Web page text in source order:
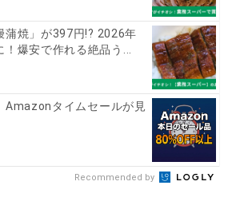
蒲焼」が397円!? 2026年
爆安で作れる絶品う...
Amazonタイムセールが見
Recommended by